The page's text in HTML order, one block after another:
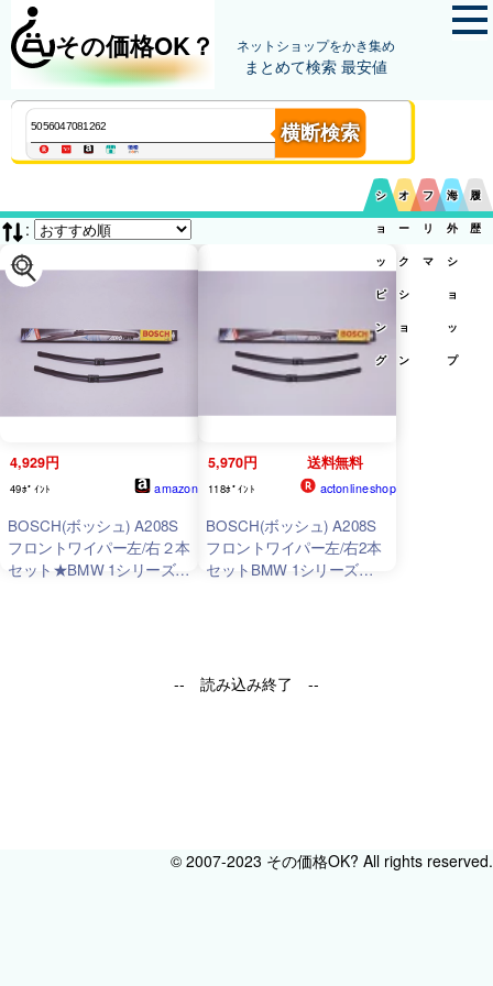
その価格OK？ ネットショップをかき集め
まとめて検索 最安値
横断検索
シ
ョ
ッ
ピ
ン
グ
オ
ー
ク
シ
ョ
ン
フ
リ
マ
海
外
シ
ョ
ッ
プ
履
歴
:
4,929円
49ﾎﾟｲﾝﾄ amazon
BOSCH(ボッシュ) A208S
フロントワイパー左/右２本
セット★BMW 1シリーズ
5,970円 送料無料
118ﾎﾟｲﾝﾄ actonlineshop
BOSCH(ボッシュ) A208S
フロントワイパー左/右2本
セットBMW 1シリーズ
-- 読み込み終了 --
© 2007-2023 その価格OK? All rights reserved.